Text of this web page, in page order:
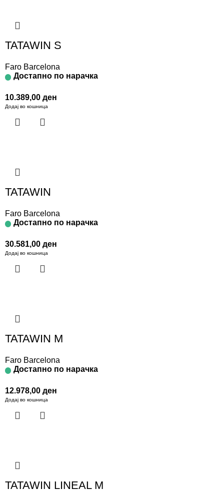
TATAWIN S
Faro Barcelona
Достапно по нарачка
10.389,00 ден
Додај во кошница
TATAWIN
Faro Barcelona
Достапно по нарачка
30.581,00 ден
Додај во кошница
TATAWIN M
Faro Barcelona
Достапно по нарачка
12.978,00 ден
Додај во кошница
TATAWIN LINEAL M